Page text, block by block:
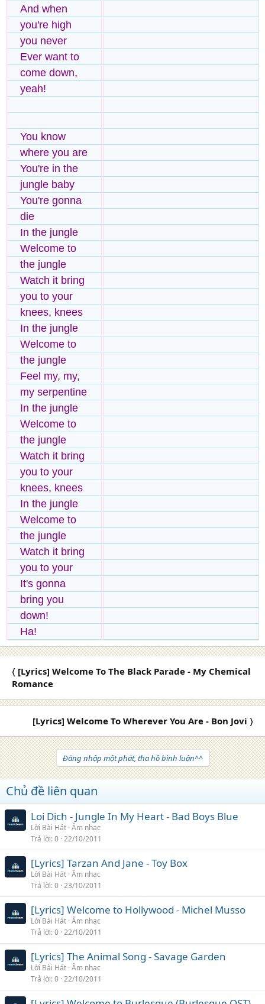
And when
you're high
you never
Ever want to
come down,
yeah!
You know
where you are
You're in the
jungle baby
You're gonna
die
In the jungle
Welcome to
the jungle
Watch it bring
you to your
knees, knees
In the jungle
Welcome to
the jungle
Feel my, my,
my serpentine
In the jungle
Welcome to
the jungle
Watch it bring
you to your
knees, knees
In the jungle
Welcome to
the jungle
Watch it bring
you to your
It's gonna
bring you
down!
Ha!
〈 [Lyrics] Welcome To The Black Parade - My Chemical
Romance
[Lyrics] Welcome To Wherever You Are - Bon Jovi 〉
Đăng nhập một phát, tha hồ bình luận^^
Chủ đề liên quan
Loi Dich - Jungle In My Heart - Bad Boys Blue
Lời Bài Hát Âm nhạc
Trả lời 0 22/10/2011
[Lyrics] Tarzan And Jane - Toy Box
Lời Bài Hát Âm nhạc
Trả lời 0 23/10/2011
[Lyrics] Welcome to Hollywood - Michel Musso
Lời Bài Hát Âm nhạc
Trả lời 0 22/10/2011
[Lyrics] The Animal Song - Savage Garden
Lời Bài Hát Âm nhạc
Trả lời 0 22/10/2011